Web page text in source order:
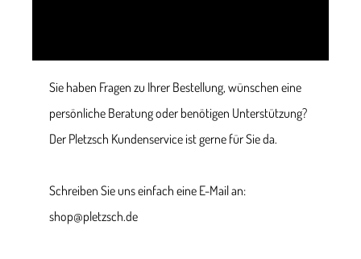
Sie haben Fragen zu Ihrer Bestellung, wünschen eine
persönliche Beratung oder benötigen Unterstützung?
Der Pletzsch Kundenservice ist gerne für Sie da.
Schreiben Sie uns einfach eine E-Mail an:
shop@pletzsch.de